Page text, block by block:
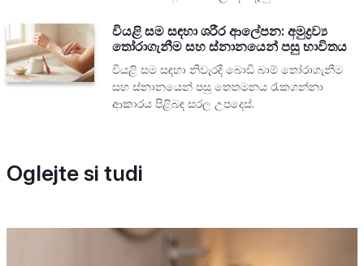
වියළි සම සඳහා ශරීර ආලේපන: අමුද්‍රව්‍ය
තෝරාගැනීම සහ ස්නානයෙන් පසු භාවිතය
වියළි සම සඳහා නිවැරදි බොඩි බාම් තෝරාගැනීම
සහ ස්නානයෙන් පසු තෙතමනය රැකගන්නා
ආකාරය පිළිබඳ සරල උපදෙස්.
Oglejte si tudi